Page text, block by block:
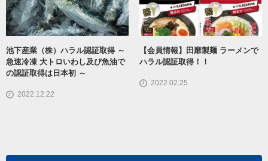
池下産業（株）ハラル認証取得 ～
急速冷凍 大トロいわし及び魚油で
の認証取得は日本初 ～
2022.12.22
【会員情報】田靡製麺 ラーメンで
ハラル認証取得！！
2022.02.25